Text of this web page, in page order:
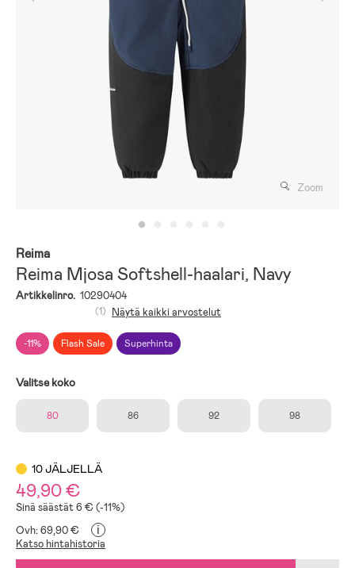
Zoom
Reima
Reima Mjosa Softshell-haalari, Navy
Artikkelinro. 10290404
-11% Flash Sale Superhinta
(1) Näytä kaikki arvostelut
Valitse koko
80 86 92 98
10 JÄLJELLÄ
49,90 €
Sinä säästät 6 € (-11%)
Ovh: 69,90 €
i
Katso hintahistoria